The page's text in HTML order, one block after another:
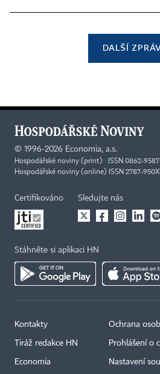
DALŠÍ
© 1996-2026 Economia, a.s.
Hospodářské noviny (print) ISSN 0862-9587
Hospodářské noviny (online) ISSN 2787-950X
Certifikováno Sledujte nás
Stáhněte si aplikaci HN
Kontakty
Tiráž redakce HN
Economia
Ochrana
Prohlášení o
Nastavení